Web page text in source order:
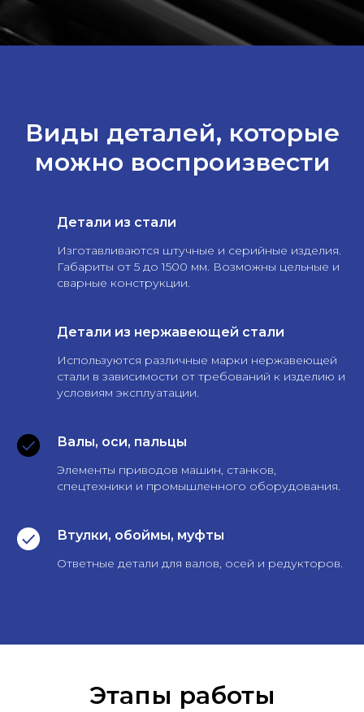
Виды деталей, которые
можно воспроизвести
Детали из стали
Изготавливаются штучные и серийные изделия.
Габариты от 5 до 1500 мм. Возможны цельные и
сварные конструкции.
Детали из нержавеющей стали
Используются различные марки нержавеющей
стали в зависимости от требований к изделию и
условиям эксплуатации.
Валы, оси, пальцы
Элементы приводов машин, станков,
спецтехники и промышленного оборудования.
Втулки, обоймы, муфты
Ответные детали для валов, осей и редукторов.
Этапы работы